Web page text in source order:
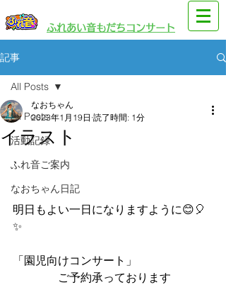
​ふれあい音もだちコンサート
記事
All Posts
活動記録
ふれ音ご案内
なおちゃん日記
All Posts
イラスト
なおちゃん
2023年1月19日 読了時間: 1分
、
明日もよい一日になりますように😊🎈
✨
「園児向けコンサート」
ご予約承っております